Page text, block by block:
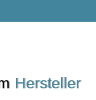
Hersteller